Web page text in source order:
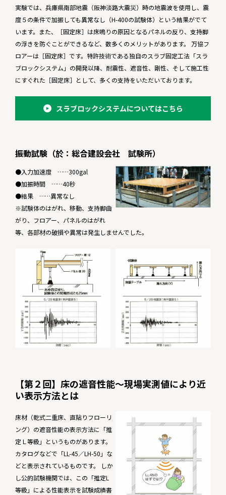
実験では、兵庫県南部地震（阪神淡路大震災）時の地震波を使用し、震
度５の条件で加振しても異常なし（H-400の試験体）という結果がでて
います。また、［固定床］は床鳴りの原因となるパネルの反り、支持脚
の浮きを防ぐことができるなど、数多くのメリットがあります。 万協フ
ロアーは［固定床］です。特許技術である独自のスラブ固定工法「スラ
ブロックシステム」の開発以降、耐震性、遮音性、剛性、そして施工性
にすぐれた［固定床］として、多くの支持をいただいております。
スラブロックシステムについてはこちら
振動試験（於：総合建設会社 試験所）
●入力加速度 ……300gal
●加振時間 ……40秒
●結果 ……異常なし
※試験体のはがれ、移動、支持脚曲
がり、フロアー、パネルのはがれ
等、各部材の破損や異常は発生しませんでした。
【第２回】床の遮音性能〜現場実測値により近
い表示方法とは
床材（乾式二重床、直貼りフローリ
ング）の遮音性能の表示方法に「推
定Ｌ等級」というものがあります。
カタログなどで「LL-45／LH-50」な
どと表示されているものです。 しか
し公的試験機関では、この「推定L
等級」による性能表示を試験成績書